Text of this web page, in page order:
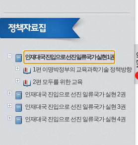
인재대국 진입으로 선진 일류국가 실현 1권
1편 이명박정부의 교육과학기술 정책방향
2편 모두를 위한 교육
인재대국 진입으로 선진 일류국가 실현 2권
인재대국 진입으로 선진 일류국가 실현 3권
인재대국 진입으로 선진 일류국가 실현 4권